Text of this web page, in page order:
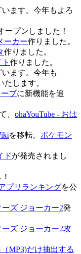
ます。今年もよろ
ープンしました！
ーカー作りました。
作りました。
作りました。
ます。今年も
します。
ーブに新機能を追
、 ohaYouTube - おは
を移転。 ポケモン
ドが発売されまし
プリランキングを公
ズ ジョーカー2発
ズ ジョーカー2攻
MP3)だけ抽出する